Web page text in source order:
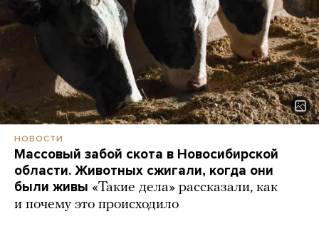
НОВОСТИ
Массовый забой скота в Новосибирской
области. Животных сжигали, когда они
были живы «Такие дела» рассказали, как
и почему это происходило